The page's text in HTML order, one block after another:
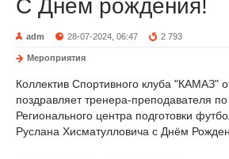
С Днем рождения!
adm 28-07-2024, 06:47 2 793
Мероприятия
Коллектив Спортивного клуба "КАМАЗ"
поздравляет тренера-преподавателя
Регионального центра подготовки
Руслана Хисматулловича с Днём